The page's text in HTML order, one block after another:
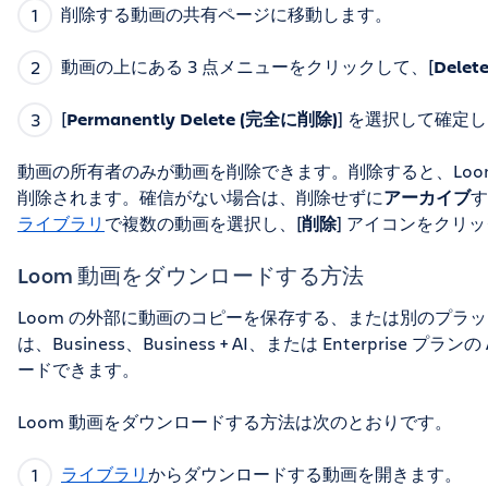
削除する動画の共有ページに移動します。
動画の上にある 3 点メニューをクリックして、[
[Permanently Delete (完全に削除)] を選択して確定
動画の所有者のみが動画を削除できます。削除すると、
削除されます。確信がない場合は、削除せずにアーカイブ
ライブラリ で複数の動画を選択し、[削除] アイコンをクリ
Loom 動画をダウンロードする方法
Loom の外部に動画のコピーを保存する、または別のプラ
は、Business、Business + AI、または Enterprise プラン
ードできます。
Loom 動画をダウンロードする方法は次のとおりです。
ライブラリからダウンロードする動画を開きます。